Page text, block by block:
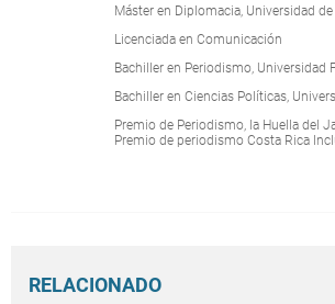
Máster en Diplomacia, Universidad
Licenciada en Comunicación
Bachiller en Periodismo, Universidad
Bachiller en Ciencias Políticas,
Premio de Periodismo, la Huella del
Premio de periodismo Costa Rica
RELACIONADO